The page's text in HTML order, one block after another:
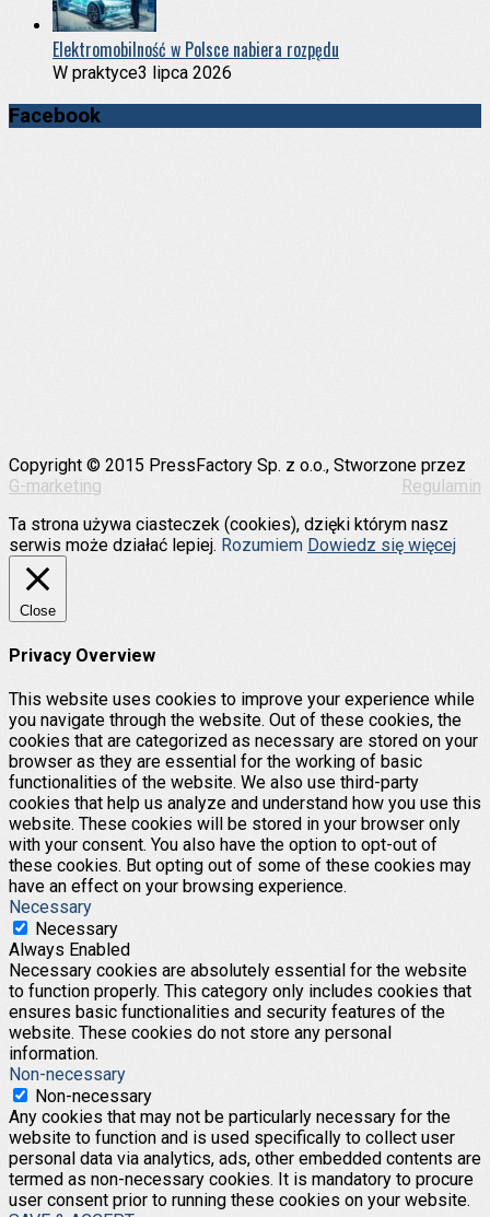
Elektromobilność w Polsce nabiera rozpędu
W praktyce3 lipca 2026
Facebook
Copyright © 2015 PressFactory Sp. z o.o., Stworzone przez
G-marketing
Regulamin
Ta strona używa ciasteczek (cookies), dzięki którym nasz
serwis może działać lepiej. Rozumiem Dowiedz się więcej
Close
Privacy Overview
This website uses cookies to improve your experience while
you navigate through the website. Out of these cookies, the
cookies that are categorized as necessary are stored on your
browser as they are essential for the working of basic
functionalities of the website. We also use third-party
cookies that help us analyze and understand how you use this
website. These cookies will be stored in your browser only
with your consent. You also have the option to opt-out of
these cookies. But opting out of some of these cookies may
have an effect on your browsing experience.
Necessary
Necessary
Always Enabled
Necessary cookies are absolutely essential for the website
to function properly. This category only includes cookies that
ensures basic functionalities and security features of the
website. These cookies do not store any personal
information.
Non-necessary
Non-necessary
Any cookies that may not be particularly necessary for the
website to function and is used specifically to collect user
personal data via analytics, ads, other embedded contents are
termed as non-necessary cookies. It is mandatory to procure
user consent prior to running these cookies on your website.